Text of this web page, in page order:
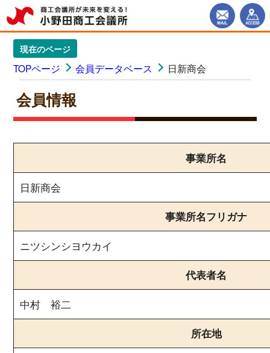
現在のページ
TOPページ 会員データベース 日新商会
会員情報
事業所名
日新商会
事業所名フリガナ
ニツシンシヨウカイ
代表者名
中村 裕二
所在地